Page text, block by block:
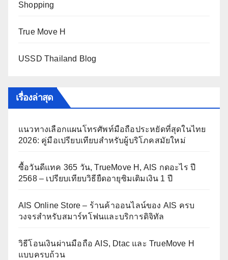
Shopping
True Move H
USSD Thailand Blog
เรื่องล่าสุด
แนวทางเลือกแผนโทรศัพท์มือถือประหยัดที่สุดในไทย
2026: คู่มือเปรียบเทียบสำหรับผู้บริโภคสมัยใหม่
ซื้อวันดีแทค 365 วัน, TrueMove H, AIS กดอะไร ปี
2568 – เปรียบเทียบวิธียืดอายุซิมเติมเงิน 1 ปี
AIS Online Store – ร้านค้าออนไลน์ของ AIS ครบ
วงจรสำหรับสมาร์ทโฟนและบริการดิจิทัล
วิธีโอนเงินผ่านมือถือ AIS, Dtac และ TrueMove H
แบบครบถ้วน